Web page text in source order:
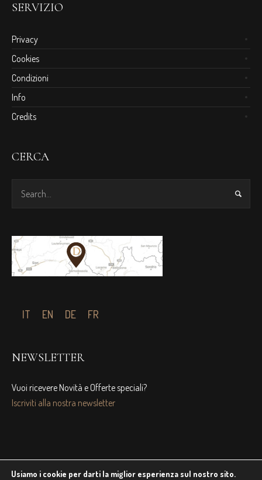
SERVIZIO
Privacy
Cookies
Condizioni
Info
Credits
CERCA
IT EN DE FR
NEWSLETTER
Vuoi ricevere Novità e Offerte speciali?
Iscriviti alla nostra newsletter
Usiamo i cookie per darti la miglior esperienza sul nostro sito.